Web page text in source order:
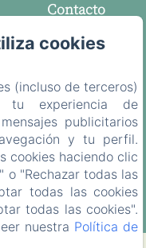
Contacto
de privacidad
Información legal
sobre cookies
chunk 2698
cookies
(incluso de terceros)
tu experiencia de
publicitarios
y tu perfil.
cookies haciendo clic
o "Rechazar todas las
todas las cookies
todas las cookies".
nuestra Política de